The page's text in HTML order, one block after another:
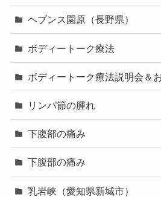
ヘブンス園原（長野県）
ボディートーク療法
ボディートーク療法説明会＆
リンパ節の腫れ
下腹部の痛み
下腹部の痛み
乳岩峡（愛知県新城市）